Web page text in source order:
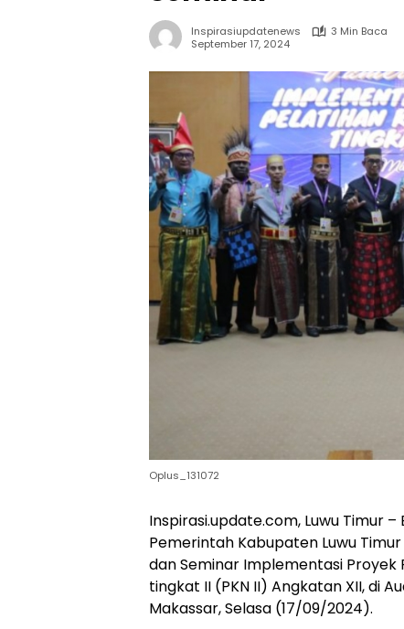
Inspirasiupdatenews
3 Min Baca
September 17, 2024
Oplus_131072
Inspirasi.update.com, Luwu Timur
Pemerintah Kabupaten Luwu
dan Seminar Implementasi
tingkat II (PKN II) Angkatan XII, di
Makassar, Selasa (17/09/2024).